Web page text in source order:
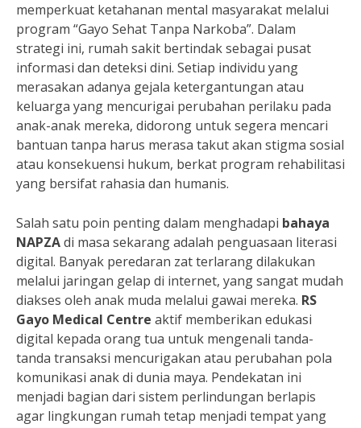
memperkuat ketahanan mental masyarakat melalui
program “Gayo Sehat Tanpa Narkoba”. Dalam
strategi ini, rumah sakit bertindak sebagai pusat
informasi dan deteksi dini. Setiap individu yang
merasakan adanya gejala ketergantungan atau
keluarga yang mencurigai perubahan perilaku pada
anak-anak mereka, didorong untuk segera mencari
bantuan tanpa harus merasa takut akan stigma sosial
atau konsekuensi hukum, berkat program rehabilitasi
yang bersifat rahasia dan humanis.
Salah satu poin penting dalam menghadapi bahaya
NAPZAdi masa sekarang adalah penguasaan literasi
digital. Banyak peredaran zat terlarang dilakukan
melalui jaringan gelap di internet, yang sangat mudah
diakses oleh anak muda melalui gawai mereka. RS
Gayo Medical Centre aktif memberikan edukasi
digital kepada orang tua untuk mengenali tanda-
tanda transaksi mencurigakan atau perubahan pola
komunikasi anak di dunia maya. Pendekatan ini
menjadi bagian dari sistem perlindungan berlapis
agar lingkungan rumah tetap menjadi tempat yang